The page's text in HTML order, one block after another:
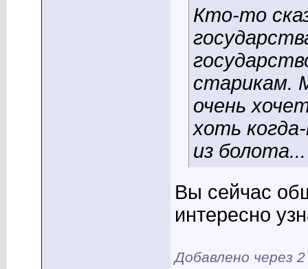
Кто-то
старикам.
очень
хоть
из болота...
Вы сейчас
интересно
Добавлено через